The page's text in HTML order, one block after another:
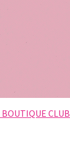
BOUTIQUE CLUB